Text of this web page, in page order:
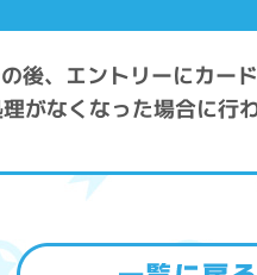
後、エントリーにカー
がなくなった場合に行わ